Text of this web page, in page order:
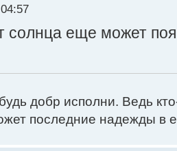
солнца еще может
добр исполни. Ведь
последние надежды в